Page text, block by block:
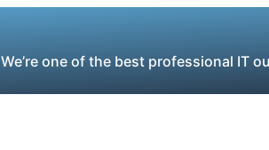
We’re one of the best professional IT